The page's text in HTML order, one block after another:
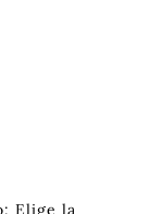
Elige la